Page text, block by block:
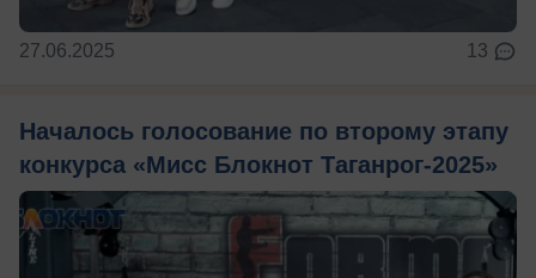
27.06.2025 13
Началось голосование по второму этапу
конкурса «Мисс Блокнот Таганрог-2025»